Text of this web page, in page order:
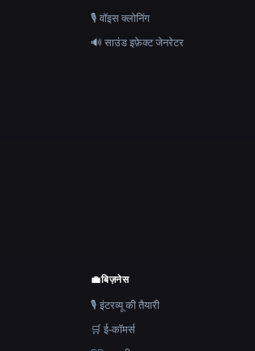
🎙️ वॉइस क्लोनिंग
🔊 साउंड इफ़ेक्ट जेनरेटर
💼बिज़नेस
🎙️ इंटरव्यू की तैयारी
🛒 ई-कॉमर्स